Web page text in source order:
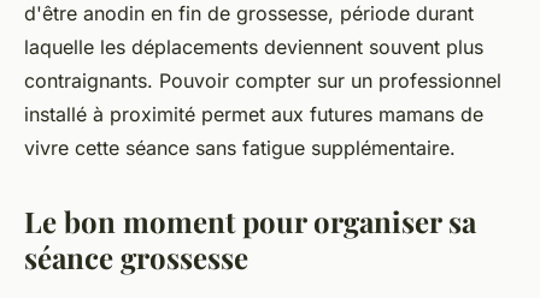
d'être anodin en fin de grossesse, période durant
laquelle les déplacements deviennent souvent plus
contraignants. Pouvoir compter sur un professionnel
installé à proximité permet aux futures mamans de
vivre cette séance sans fatigue supplémentaire.
Le bon moment pour organiser sa
séance grossesse